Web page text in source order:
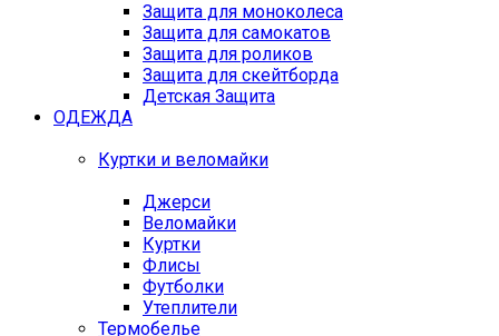
Защита для моноколеса
Защита для самокатов
Защита для роликов
Защита для скейтборда
Детская Защита
ОДЕЖДА
Куртки и веломайки
Джерси
Веломайки
Куртки
Флисы
Футболки
Утеплители
Термобелье